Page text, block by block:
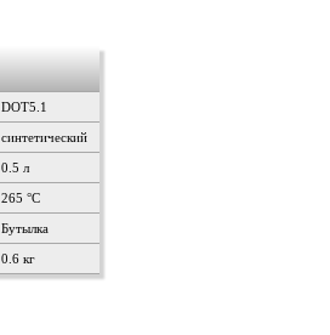
DOT5.1
синтетический
0.5 л
265 °C
Бутылка
0.6 кг